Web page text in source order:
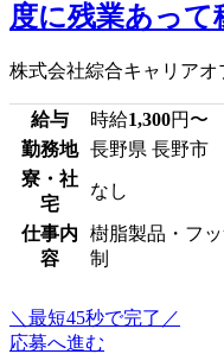
度に残業あって
株式会社綜合キャリアオ
給与 時給1,300円〜
勤務地
長野県 長野市
寮・社
宅
なし
仕事内
容
樹脂製品・フ
制
＼最短45秒で完了／
応募へ進む